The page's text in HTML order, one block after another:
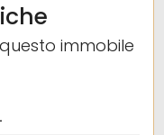
immobile